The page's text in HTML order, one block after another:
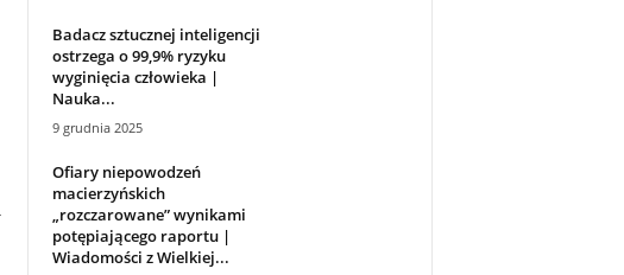
Badacz sztucznej inteligencji
ostrzega o 99,9% ryzyku
wyginięcia człowieka |
Nauka...
9 grudnia 2025
Ofiary niepowodzeń
macierzyńskich
„rozczarowane” wynikami
potępiającego raportu |
Wiadomości z Wielkiej...